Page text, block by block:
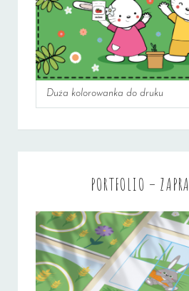
Duża kolorowanka do druku
PORTFOLIO –